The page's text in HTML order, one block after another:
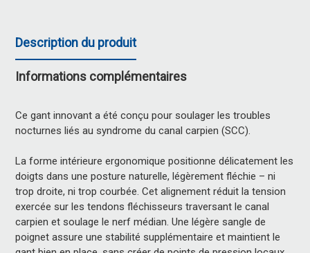
Description du produit
Informations complémentaires
Ce gant innovant a été conçu pour soulager les troubles
nocturnes liés au syndrome du canal carpien (SCC).
La forme intérieure ergonomique positionne délicatement les
doigts dans une posture naturelle, légèrement fléchie – ni
trop droite, ni trop courbée. Cet alignement réduit la tension
exercée sur les tendons fléchisseurs traversant le canal
carpien et soulage le nerf médian. Une légère sangle de
poignet assure une stabilité supplémentaire et maintient le